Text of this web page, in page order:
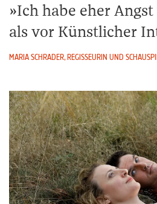
Ich habe eher
als vor Künstlicher
MARIA SCHRADER, REGISSEURIN UND